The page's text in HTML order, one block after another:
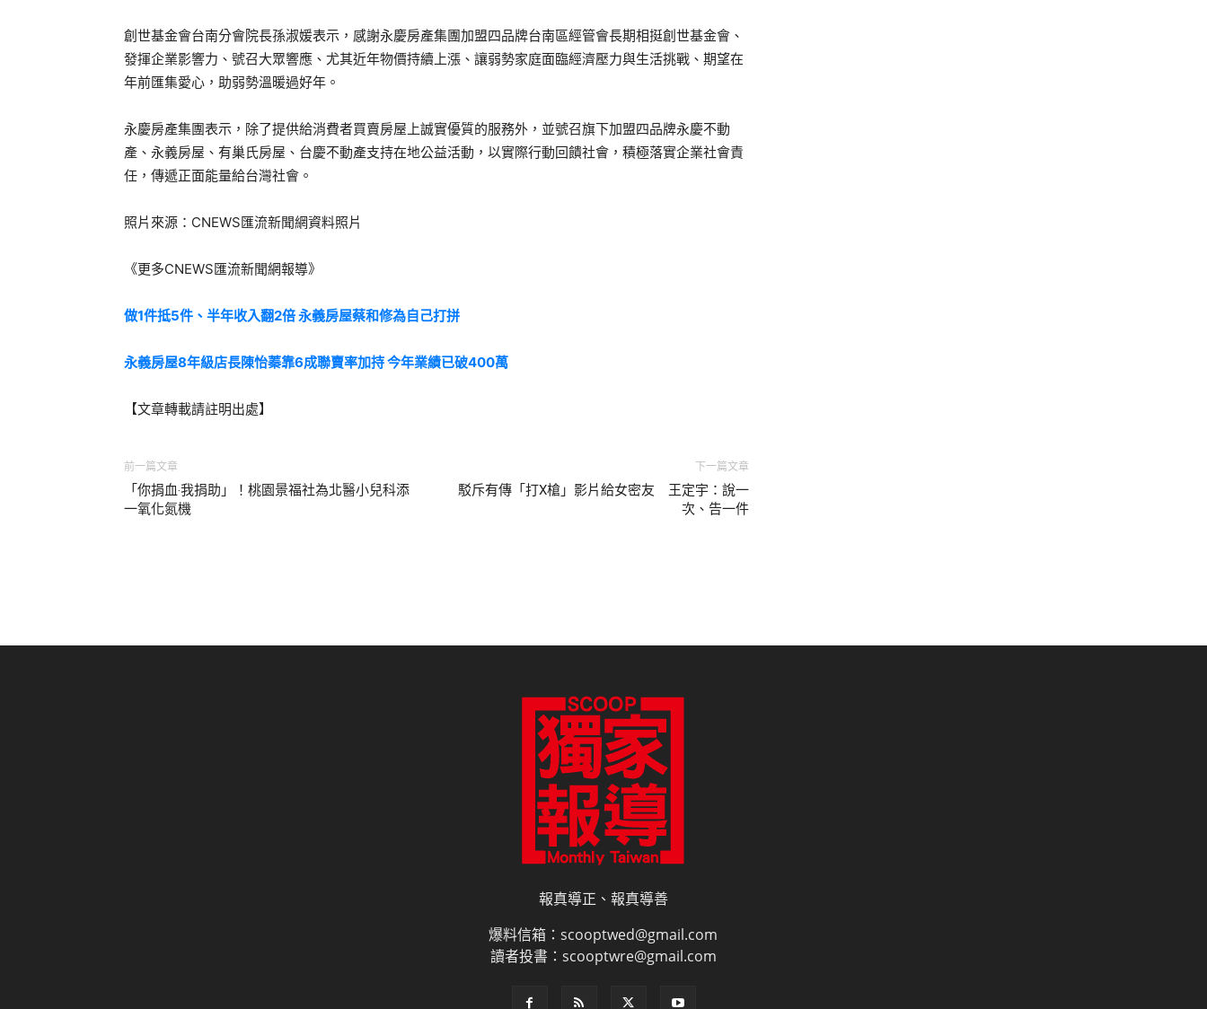
創世基金會台南分會院長孫淑媛表示，感謝永慶房產集團加盟四品牌台南區經管會長期相挺創世基金會、
發揮企業影響力、號召大眾響應、尤其近年物價持續上漲、讓弱勢家庭面臨經濟壓力與生活挑戰、期望在
年前匯集愛心，助弱勢溫暖過好年。
永慶房產集團表示，除了提供給消費者買賣房屋上誠實優質的服務外，並號召旗下加盟四品牌永慶不動
產、永義房屋、有巢氏房屋、台慶不動產支持在地公益活動，以實際行動回饋社會，積極落實企業社會責
任，傳遞正面能量給台灣社會。
照片來源：CNEWS匯流新聞網資料照片
《更多CNEWS匯流新聞網報導》
做1件抵5件、半年收入翻2倍 永義房屋蔡和修為自己打拼
永義房屋8年級店長陳怡蓁靠6成聯賣率加持 今年業績已破400萬
【文章轉載請註明出處】
前一篇文章
「你捐血‧我捐助」！桃園景福社為北醫小兒科添
一氧化氮機
下一篇文章
駁斥有傳「打X槍」影片給女密友 王定宇：說一
次、告一件
報真導正、報真導善
爆料信箱：scooptwed@gmail.com
讀者投書：scooptwre@gmail.com